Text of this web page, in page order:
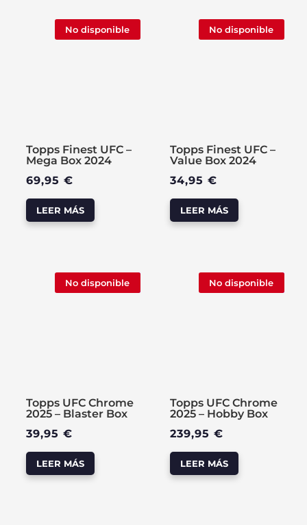
Topps Finest UFC –
Mega Box 2024
69,95€
LEER MÁS
No disponible
Topps Finest UFC –
Value Box 2024
34,95€
LEER MÁS
No disponible
Topps UFC Chrome
2025 – Blaster Box
39,95€
LEER MÁS
Nuevo
No disponible
Topps UFC Chrome
2025 – Hobby Box
239,95€
LEER MÁS
Nuevo
No disponible